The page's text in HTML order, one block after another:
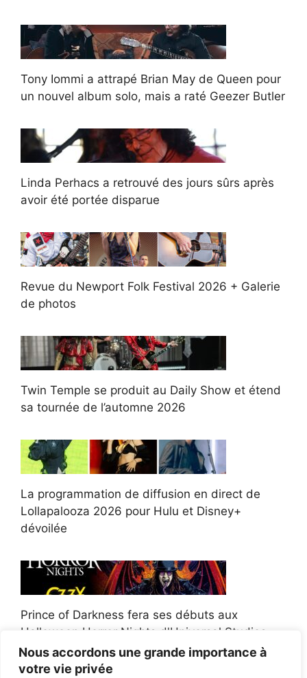
Nous accordons une grande importance à
votre vie privée
Tony Iommi a attrapé Brian May de Queen pour
un nouvel album solo, mais a raté Geezer Butler
Linda Perhacs a retrouvé des jours sûrs après
avoir été portée disparue
Revue du Newport Folk Festival 2026 + Galerie
de photos
Twin Temple se produit au Daily Show et étend
sa tournée de l’automne 2026
La programmation de diffusion en direct de
Lollapalooza 2026 pour Hulu et Disney+
dévoilée
Prince of Darkness fera ses débuts aux
Halloween Horror Nights d'Universal Studios